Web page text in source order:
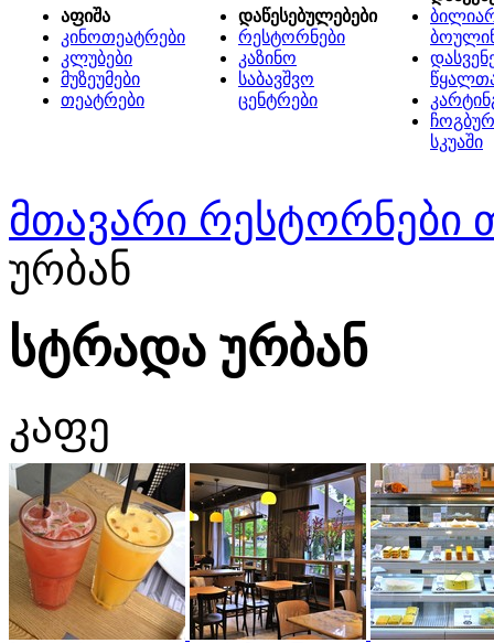
აფიშა
კინოთეატრები
კლუბები
მუზეუმები
თეატრები
დაწესებულებები
რესტორნები
კაზინო
საბავშვო
ცენტრები
სკუაში
მთავარი რესტორნები
ურბან
სტრადა ურბან
კაფე